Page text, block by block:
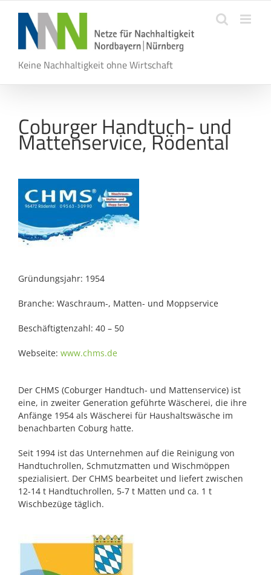
springen
Keine Nachhaltigkeit ohne Wirtschaft
Coburger Handtuch- und
Mattenservice, Rödental
Gründungsjahr: 1954
Branche: Waschraum-, Matten- und Moppservice
Beschäftigtenzahl: 40 – 50
Webseite: www.chms.de
Der CHMS (Coburger Handtuch- und Mattenservice) ist
eine, in zweiter Generation geführte Wäscherei, die ihre
Anfänge 1954 als Wäscherei für Haushaltswäsche im
benachbarten Coburg hatte.
Seit 1994 ist das Unternehmen auf die Reinigung von
Handtuchrollen, Schmutzmatten und Wischmöppen
spezialisiert. Der CHMS bearbeitet und liefert zwischen
12-14 t Handtuchrollen, 5-7 t Matten und ca. 1 t
Wischbezüge täglich.